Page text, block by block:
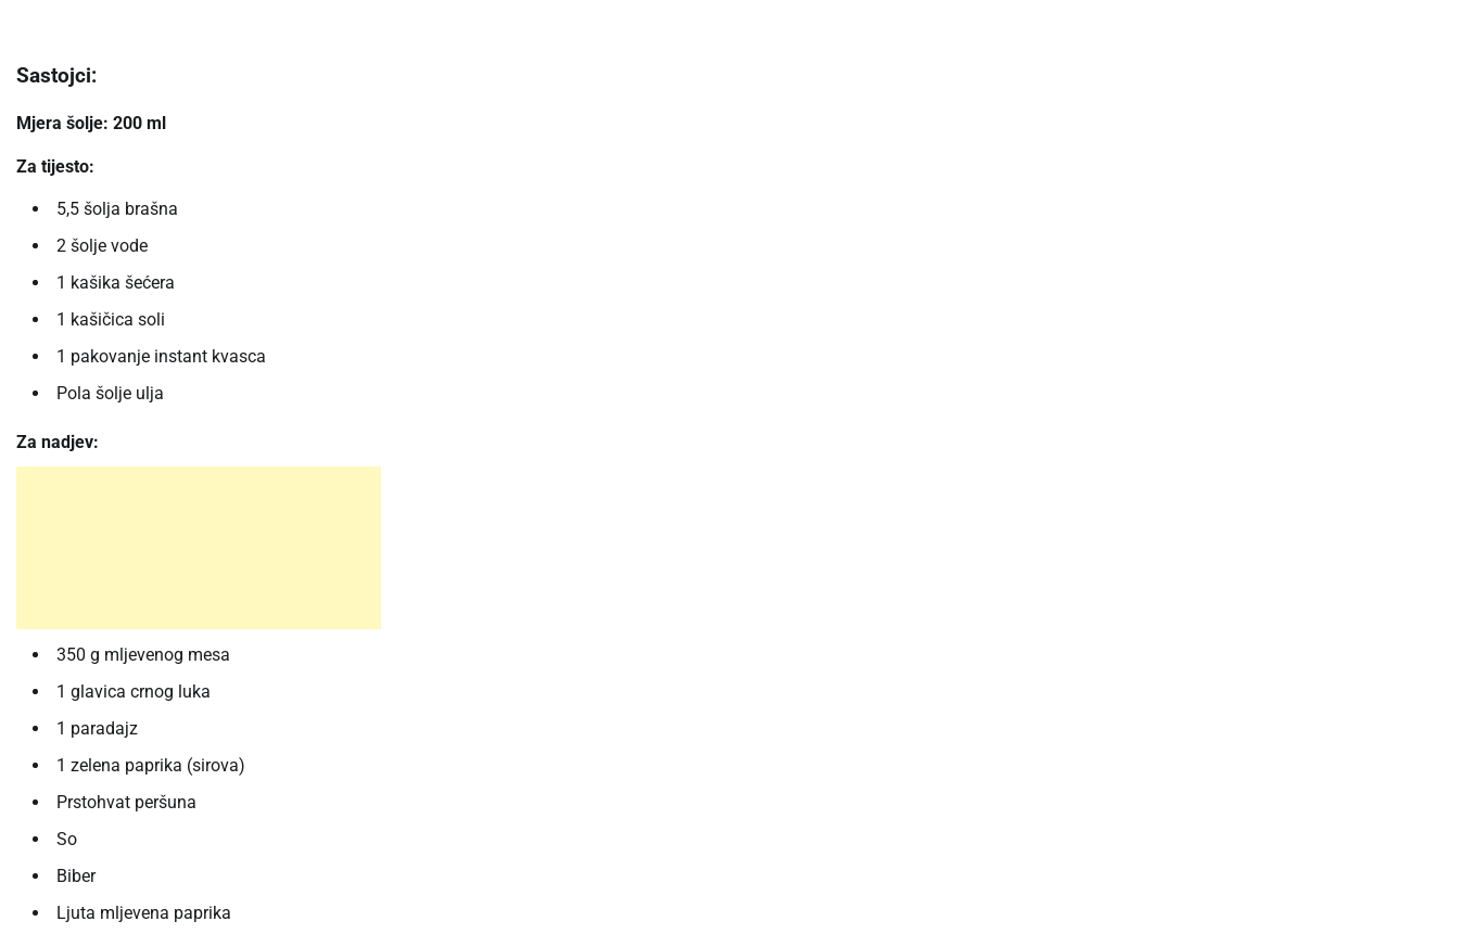
Sastojci:
Mjera šolje: 200 ml
Za tijesto:
5,5 šolja brašna
2 šolje vode
1 kašika šećera
1 kašičica soli
1 pakovanje instant kvasca
Pola šolje ulja
Za nadjev:
350 g mljevenog mesa
1 glavica crnog luka
1 paradajz
1 zelena paprika (sirova)
Prstohvat peršuna
So
Biber
Ljuta mljevena paprika